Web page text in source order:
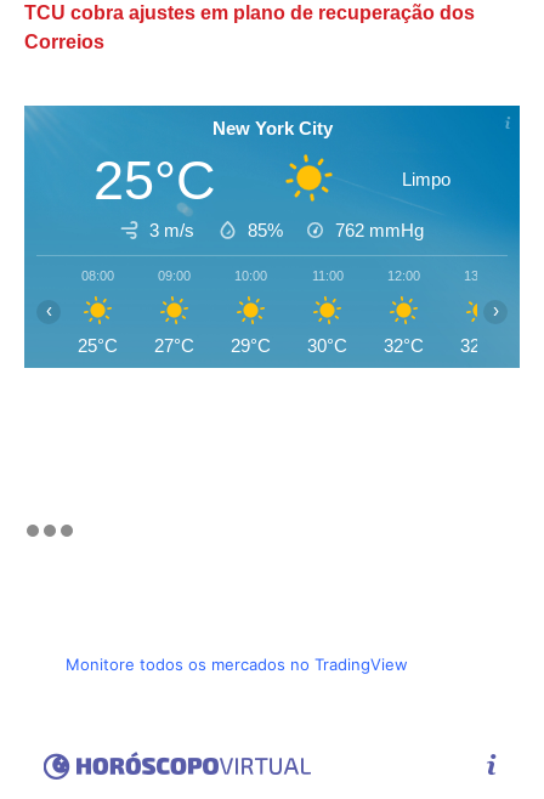
TCU cobra ajustes em plano de recuperação dos
Correios
New York City
25°C Limpo
3 m/s 85% 762 mmHg
08:00
25°C
09:00
27°C
10:00
29°C
11:00
30°C
12:00
32°C
13:00
32°C
‹ ›
Monitore todos os mercados no TradingView